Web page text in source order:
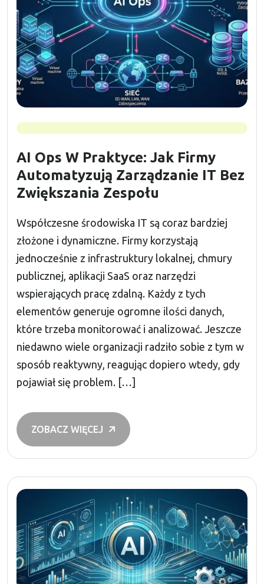
AI Ops W Praktyce: Jak Firmy
Automatyzują Zarządzanie IT Bez
Zwiększania Zespołu
Współczesne środowiska IT są coraz bardziej
złożone i dynamiczne. Firmy korzystają
jednocześnie z infrastruktury lokalnej, chmury
publicznej, aplikacji SaaS oraz narzędzi
wspierających pracę zdalną. Każdy z tych
elementów generuje ogromne ilości danych,
które trzeba monitorować i analizować. Jeszcze
niedawno wiele organizacji radziło sobie z tym w
sposób reaktywny, reagując dopiero wtedy, gdy
pojawiał się problem. […]
ZOBACZ WIĘCEJ